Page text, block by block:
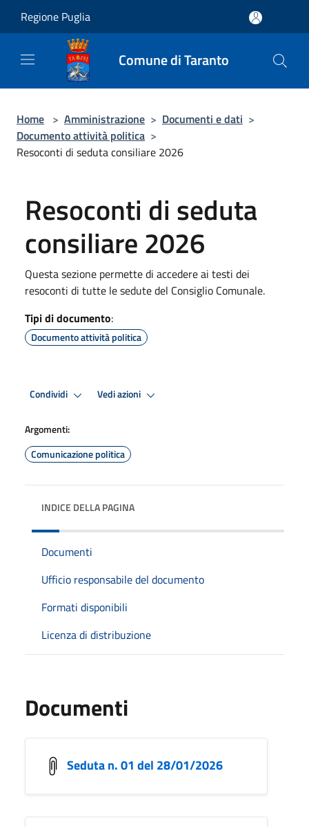
Regione Puglia
Comune di Taranto
Home > Amministrazione > Documenti e dati >
Documento attività politica >
Resoconti di seduta consiliare 2026
Resoconti di seduta
consiliare 2026
Questa sezione permette di accedere ai testi dei
resoconti di tutte le sedute del Consiglio Comunale.
Tipi di documento:
Documento attività politica
Condividi Vedi azioni
Argomenti:
Comunicazione politica
INDICE DELLA PAGINA
Documenti
Ufficio responsabile del documento
Formati disponibili
Licenza di distribuzione
Documenti
Seduta n. 01 del 28/01/2026